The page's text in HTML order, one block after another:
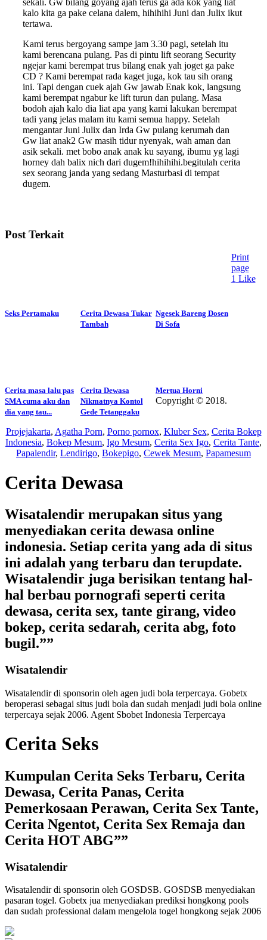
kalo kita ga pake celana dalem, hihihihi Juni dan Julix ikut
tertawa.
Kami terus bergoyang sampe jam 3.30 pagi, setelah itu
kami berencana pulang. Pas di pintu lift seorang Security
ngejar kami berempat trus bilang enak yah joget ga pake
CD ? Kami berempat rada kaget juga, kok tau sih orang
ini. Tapi dengan cuek ajah Gw jawab Enak kok, langsung
kami berempat ngabur ke lift turun dan pulang. Masa
bodoh ajah kalo dia liat apa yang kami lakukan berempat
tadi yang jelas malam itu kami semua happy. Setelah
mengantar Juni Julix dan Irda Gw pulang kerumah dan
Gw liat anak2 Gw masih tidur nyenyak, wah aman dan
asik sekali. met bobo anak anak ku sayang, ibumu yg lagi
horney dah balix nich dari dugem!hihihihi.begitulah cerita
sex seorang janda yang sedang Masturbasi di tempat
dugem.
Post Terkait
Seks Pertamaku
Cerita Dewasa Tukar
Tambah
Ngesek Bareng Dosen
Di Sofa
Cerita masa lalu pas
SMA cuma aku dan
dia yang tau...
Cerita Dewasa
Nikmatnya Kontol
Gede Tetanggaku
Mertua Horni
Print
page
1 Like
Copyright © 2018.
Projejakarta, Agatha Porn, Porno pornox, Kluber Sex, Cerita Bokep
Indonesia, Bokep Mesum, Igo Mesum, Cerita Sex Igo, Cerita Tante,
Papalendir, Lendirigo, Bokepigo, Cewek Mesum, Papamesum
Cerita Dewasa
Wisatalendir merupakan situs yang
menyediakan cerita dewasa online
indonesia. Setiap cerita yang ada di situs
ini adalah yang terbaru dan terupdate.
Wisatalendir juga berisikan tentang hal-
hal berbau pornografi seperti cerita
dewasa, cerita sex, tante girang, video
bokep, cerita sedarah, cerita abg, foto
bugil.””
Wisatalendir
Wisatalendir di sponsorin oleh agen judi bola terpercaya. Gobetx
beroperasi sebagai situs judi bola dan sudah menjadi judi bola online
terpercaya sejak 2006. Agent Sbobet Indonesia Terpercaya
Cerita Seks
Kumpulan Cerita Seks Terbaru, Cerita
Dewasa, Cerita Panas, Cerita
Pemerkosaan Perawan, Cerita Sex Tante,
Cerita Ngentot, Cerita Sex Remaja dan
Cerita HOT ABG””
Wisatalendir
Wisatalendir di sponsorin oleh GOSDSB. GOSDSB menyediakan
pasaran togel. Gobetx jua menyediakan prediksi hongkong pools
dan sudah professional dalam mengelola togel hongkong sejak 2006